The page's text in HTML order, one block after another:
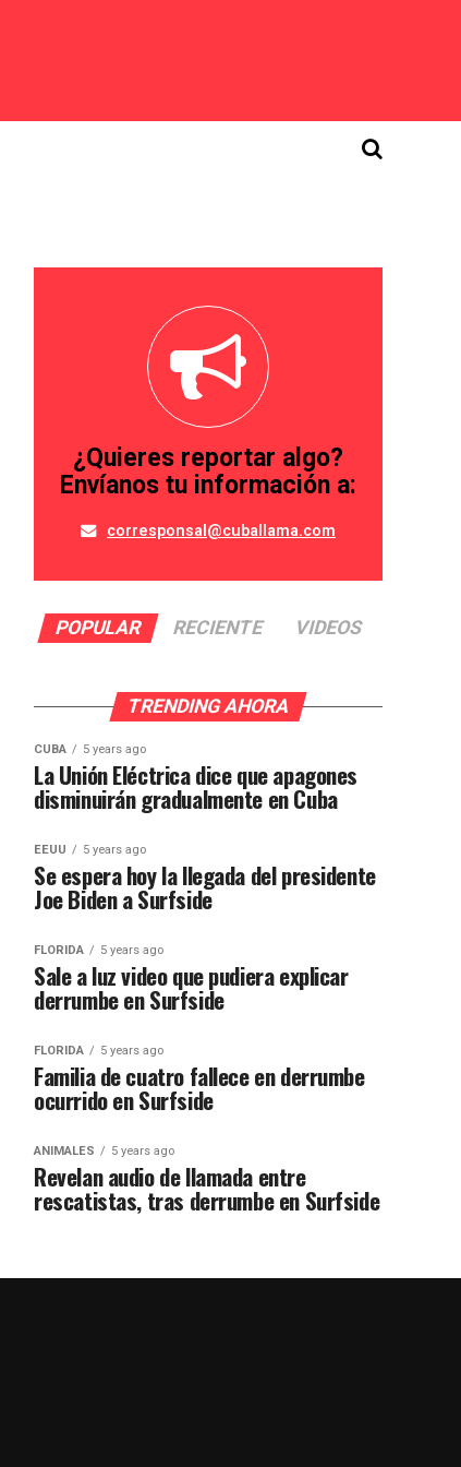
¿Quieres reportar algo?
Envíanos tu información a:
corresponsal@cuballama.com
POPULAR RECIENTE VIDEOS
TRENDING AHORA
CUBA 5 years ago
La Unión Eléctrica dice que apagones
disminuirán gradualmente en Cuba
EEUU 5 years ago
Se espera hoy la llegada del presidente
Joe Biden a Surfside
FLORIDA 5 years ago
Sale a luz video que pudiera explicar
derrumbe en Surfside
FLORIDA 5 years ago
Familia de cuatro fallece en derrumbe
ocurrido en Surfside
ANIMALES 5 years ago
Revelan audio de llamada entre
rescatistas, tras derrumbe en Surfside